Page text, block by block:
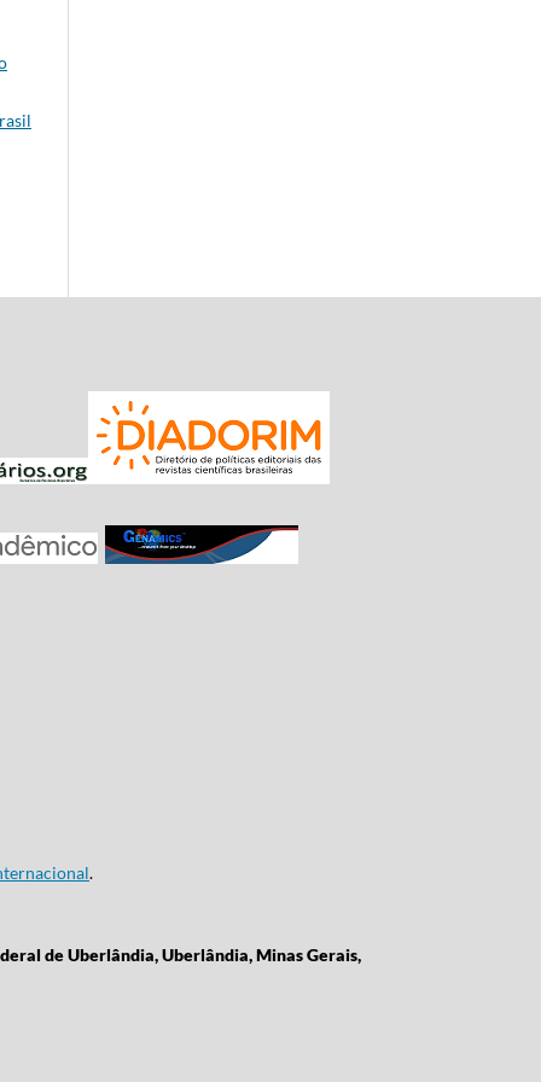
.
de Uberlândia, Uberlândia, Minas Gerais,